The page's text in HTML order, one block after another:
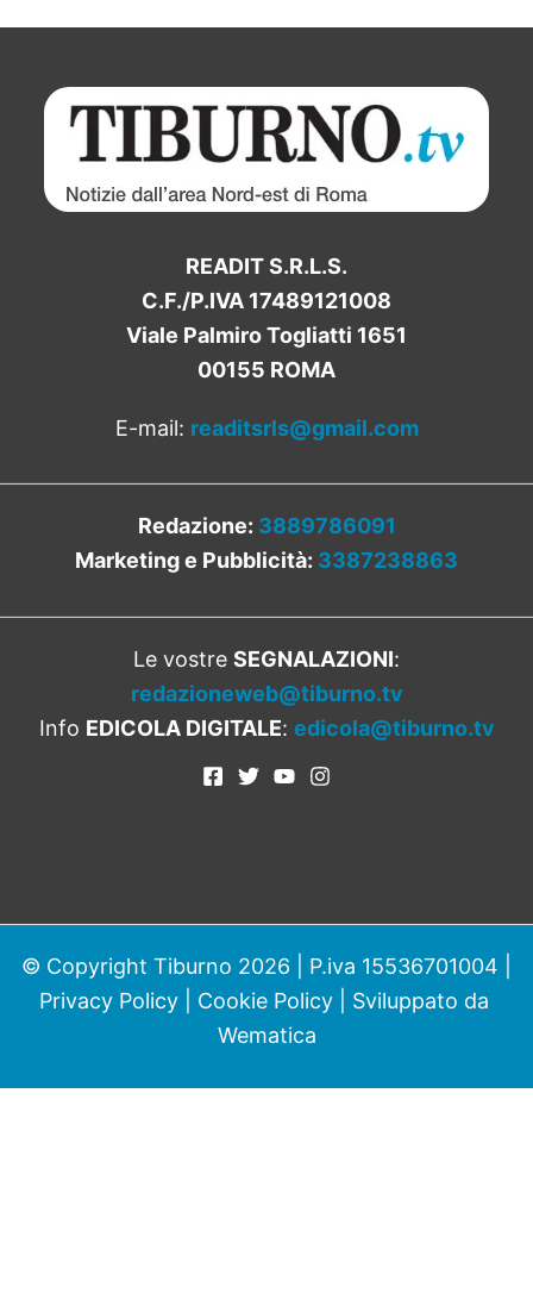
READIT S.R.L.S.
C.F./P.IVA 17489121008
Viale Palmiro Togliatti 1651
00155 ROMA
E-mail: readitsrls@gmail.com
Redazione: 3889786091
Marketing e Pubblicità: 3387238863
Le vostre SEGNALAZIONI:
redazioneweb@tiburno.tv
Info EDICOLA DIGITALE: edicola@tiburno.tv
© Copyright Tiburno 2026 | P.iva 15536701004 |
Privacy Policy| Cookie Policy| Sviluppato da
Wematica